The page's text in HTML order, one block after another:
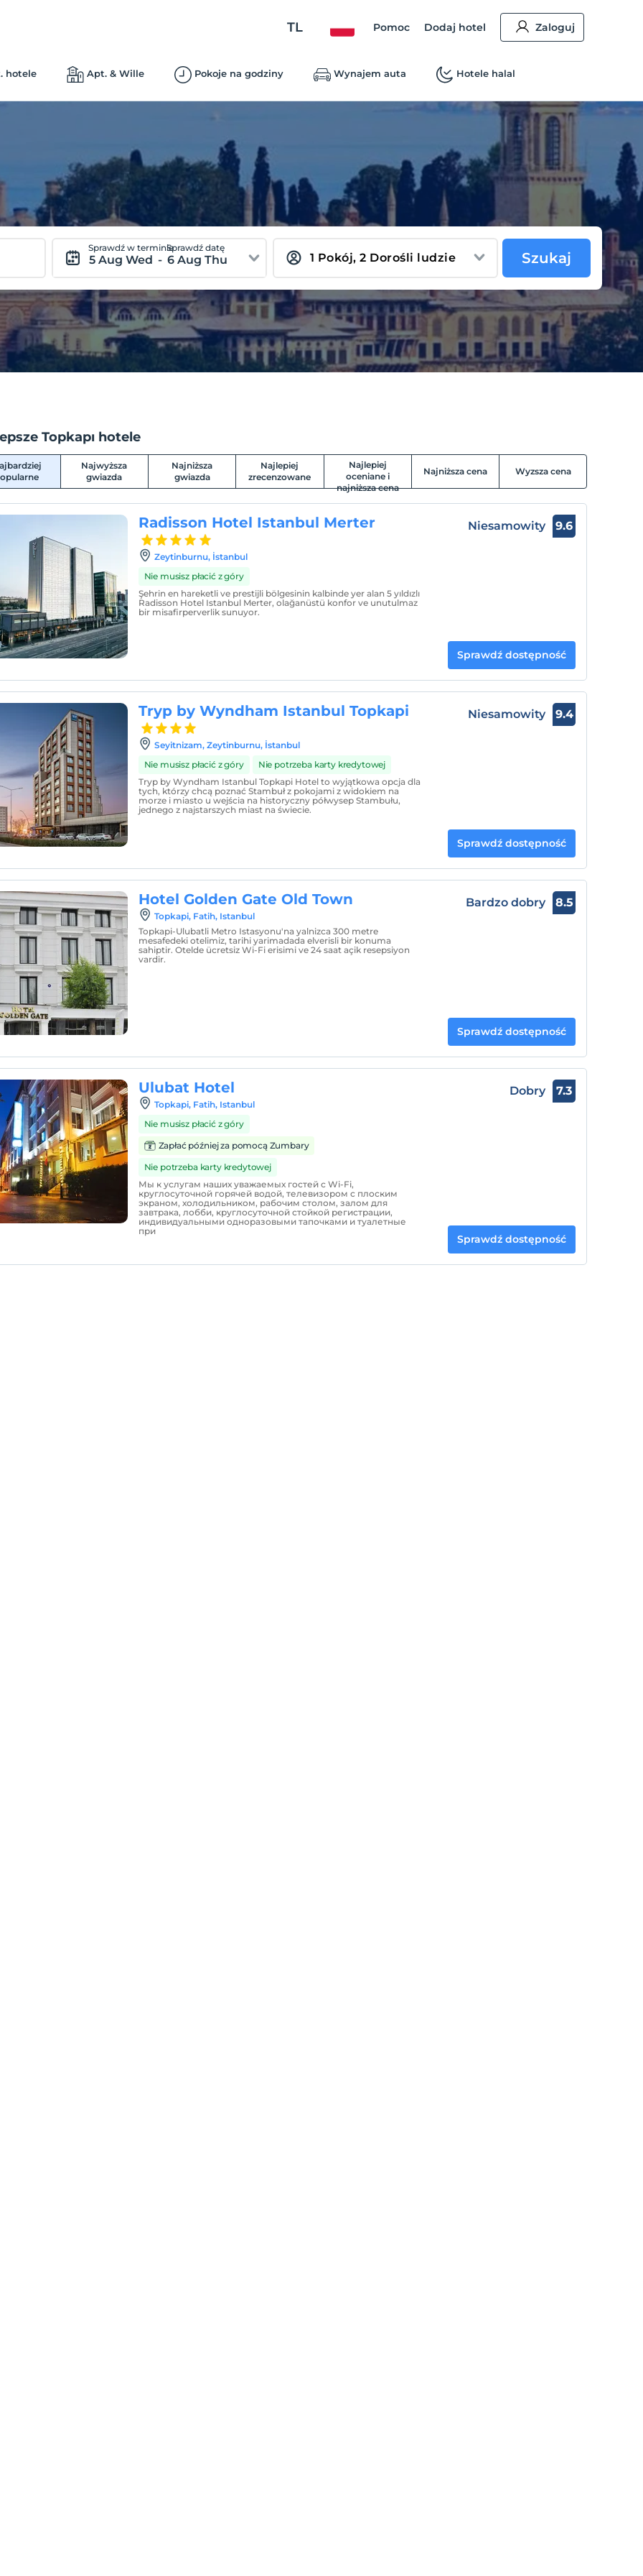
TL Pomoc Dodaj hotel Zaloguj
hotele Apt. & Wille Pokoje na godziny Wynajem auta Hotele halal
Sprawdź w terminie
5 Aug Wed -
Sprawdź datę
6 Aug Thu Szukaj
Topkapı hotele
Najwyższa
gwiazda
Najniższa
gwiazda
Najlepiej
zrecenzowane
Najlepiej
oceniane i
najniższa cena
Najniższa cena Wyzsza cena
Radisson Hotel Istanbul Merter
Zeytinburnu, İstanbul
Nie musisz płacić z góry
Şehrin en hareketli ve prestijli bölgesinin kalbinde yer alan 5 yıldızlı
Radisson Hotel Istanbul Merter, olağanüstü konfor ve unutulmaz
bir misafirperverlik sunuyor.
Niesamowity 9.6
Sprawdź dostępność
Tryp by Wyndham Istanbul Topkapi
Seyitnizam, Zeytinburnu, İstanbul
Nie musisz płacić z góry
Nie potrzeba karty kredytowej
Tryp by Wyndham Istanbul Topkapi Hotel to wyjątkowa opcja dla
tych, którzy chcą poznać Stambuł z pokojami z widokiem na
morze i miasto u wejścia na historyczny półwysep Stambułu,
jednego z najstarszych miast na świecie.
Niesamowity 9.4
Sprawdź dostępność
Hotel Golden Gate Old Town
Topkapi, Fatih, Istanbul
Topkapi-Ulubatli Metro Istasyonu'na yalnizca 300 metre
mesafedeki otelimiz, tarihi yarimadada elverisli bir konuma
sahiptir. Otelde ücretsiz Wi-Fi erisimi ve 24 saat açik resepsiyon
vardir.
Bardzo dobry 8.5
Sprawdź dostępność
Ulubat Hotel
Topkapi, Fatih, Istanbul
Nie musisz płacić z góry
Zapłać później za pomocą Zumbary
Nie potrzeba karty kredytowej
Мы к услугам наших уважаемых гостей с Wi-Fi,
круглосуточной горячей водой, телевизором с плоским
экраном, холодильником, рабочим столом, залом для
завтрака, лобби, круглосуточной стойкой регистрации,
индивидуальными одноразовыми тапочками и туалетные
при
Dobry 7.3
Sprawdź dostępność